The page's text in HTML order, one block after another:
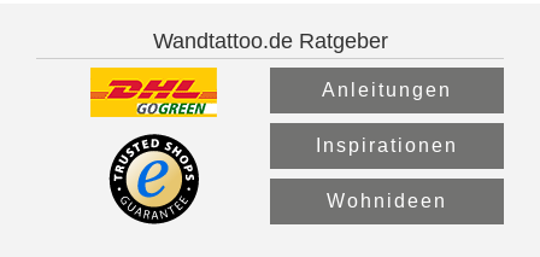
Wandtattoo.de Ratgeber
Anleitungen
Inspirationen
Wohnideen